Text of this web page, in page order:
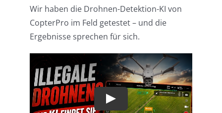
Wir haben die Drohnen-Detektion-KI von
CopterPro im Feld getestet – und die
Ergebnisse sprechen für sich.